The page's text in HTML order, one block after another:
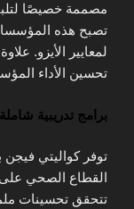
مصممة خصيصًا
تصبح هذه
لمعايير الأيزو.
تحسين الأداء
برامج تدريبية شاملة
توفر كواليتي
تتحقق تحسينات